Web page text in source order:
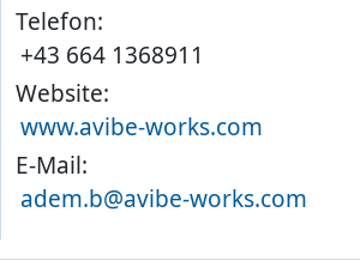
Telefon:
+43 664 1368911
Website:
www.avibe-works.com
E-Mail:
adem.b@avibe-works.com